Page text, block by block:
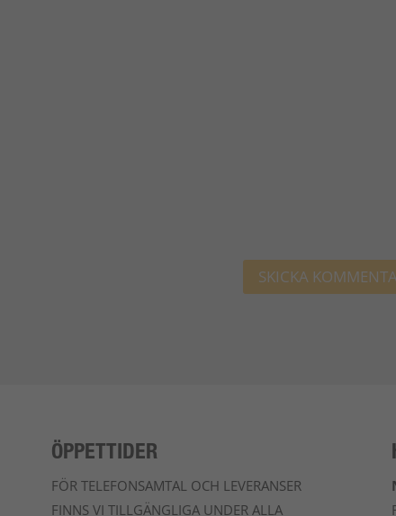
ÖPPETTIDER
FÖR TELEFONSAMTAL OCH LEVERANSER
FINNS VI TILLGÄNGLIGA UNDER ALLA